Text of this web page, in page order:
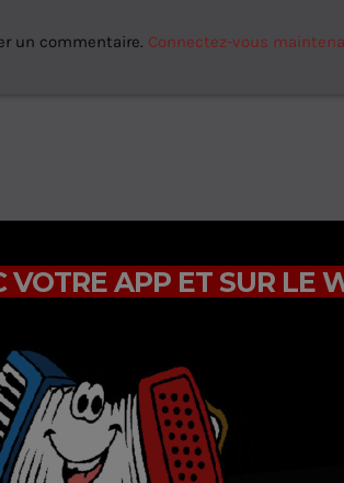
un commentaire. Connectez-vous
VOTRE APP ET SUR LE